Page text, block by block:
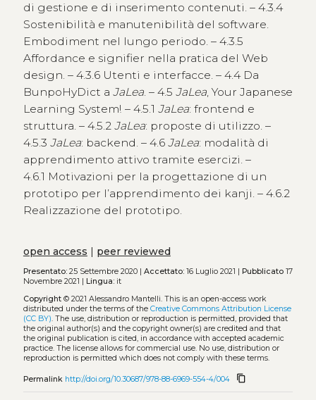
di gestione e di inserimento contenuti. – 4.3.4
Sostenibilità e manutenibilità del software.
Embodiment nel lungo periodo. – 4.3.5
Affordance e signifier nella pratica del Web
design. – 4.3.6 Utenti e interfacce. – 4.4 Da
BunpoHyDict a JaLea. – 4.5 JaLea, Your Japanese
Learning System! – 4.5.1 JaLea: frontend e
struttura. – 4.5.2 JaLea: proposte di utilizzo. –
4.5.3 JaLea: backend. – 4.6 JaLea: modalità di
apprendimento attivo tramite esercizi. –
4.6.1 Motivazioni per la progettazione di un
prototipo per l’apprendimento dei kanji. – 4.6.2
Realizzazione del prototipo.
open access | peer reviewed
Presentato:25 Settembre 2020 | Accettato:16 Luglio 2021 | Pubblicato17
Novembre 2021 | Lingua:it
Copyright© 2021 Alessandro Mantelli. This is an open-access work
distributed under the terms of the Creative Commons Attribution License
(CC BY). The use, distribution or reproduction is permitted, provided that
the original author(s) and the copyright owner(s) are credited and that
the original publication is cited, in accordance with accepted academic
practice. The license allows for commercial use. No use, distribution or
reproduction is permitted which does not comply with these terms.
Permalink http://doi.org/10.30687/978-88-6969-554-4/004 content_copy